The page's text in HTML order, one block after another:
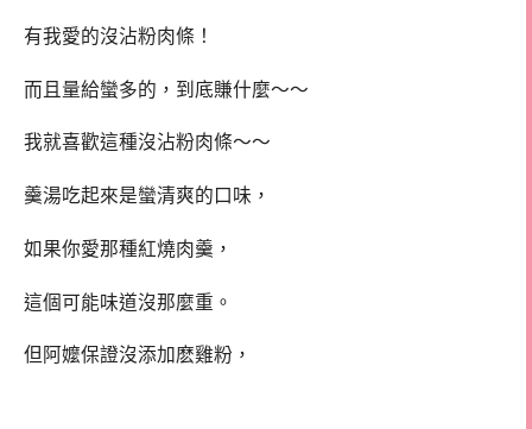
有我愛的沒沾粉肉條！
而且量給蠻多的，到底賺什麼～～
我就喜歡這種沒沾粉肉條～～
羹湯吃起來是蠻清爽的口味，
如果你愛那種紅燒肉羹，
這個可能味道沒那麼重。
但阿嬤保證沒添加麽雞粉，